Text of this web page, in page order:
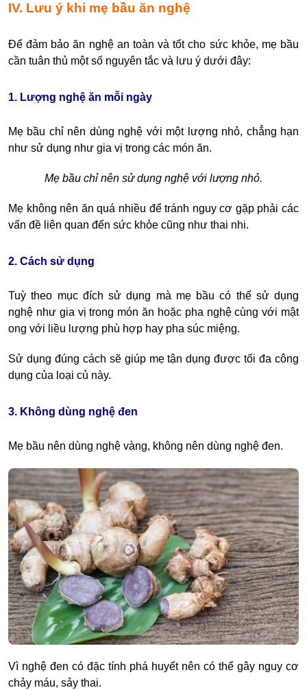
IV. Lưu ý khi mẹ bầu ăn nghệ
Để đảm bảo ăn nghệ an toàn và tốt cho sức khỏe, mẹ bầu
cần tuân thủ một số nguyên tắc và lưu ý dưới đây:
1. Lượng nghệ ăn mỗi ngày
Mẹ bầu chỉ nên dùng nghệ với một lượng nhỏ, chẳng hạn
như sử dụng như gia vị trong các món ăn.
Mẹ bầu chỉ nên sử dụng nghệ với lượng nhỏ.
Mẹ không nên ăn quá nhiều để tránh nguy cơ gặp phải các
vấn đề liên quan đến sức khỏe cũng như thai nhi.
2. Cách sử dụng
Tuỳ theo mục đích sử dụng mà mẹ bầu có thể sử dụng
nghệ như gia vị trong món ăn hoặc pha nghệ cùng với mật
ong với liều lượng phù hợp hay pha súc miệng.
Sử dụng đúng cách sẽ giúp mẹ tận dụng được tối đa công
dụng của loại củ này.
3. Không dùng nghệ đen
Mẹ bầu nên dùng nghệ vàng, không nên dùng nghệ đen.
Vì nghệ đen có đặc tính phá huyết nên có thể gây nguy cơ
chảy máu, sảy thai.